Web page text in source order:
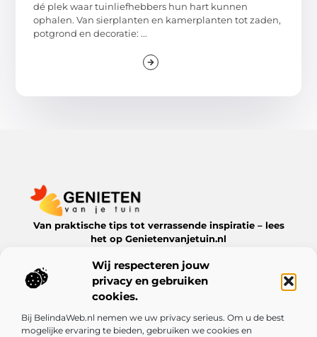
Wij respecteren jouw
privacy en gebruiken
cookies.
Bij BelindaWeb.nl nemen we uw privacy serieus. Om u de best
mogelijke ervaring te bieden, gebruiken we cookies en
dé plek waar tuinliefhebbers hun hart kunnen
ophalen. Van sierplanten en kamerplanten tot zaden,
potgrond en decoratie: ...
Van praktische tips tot verrassende inspiratie – lees
het op Genietenvanjetuin.nl
leefomgeving te bieden heeft.
Bericht categorie